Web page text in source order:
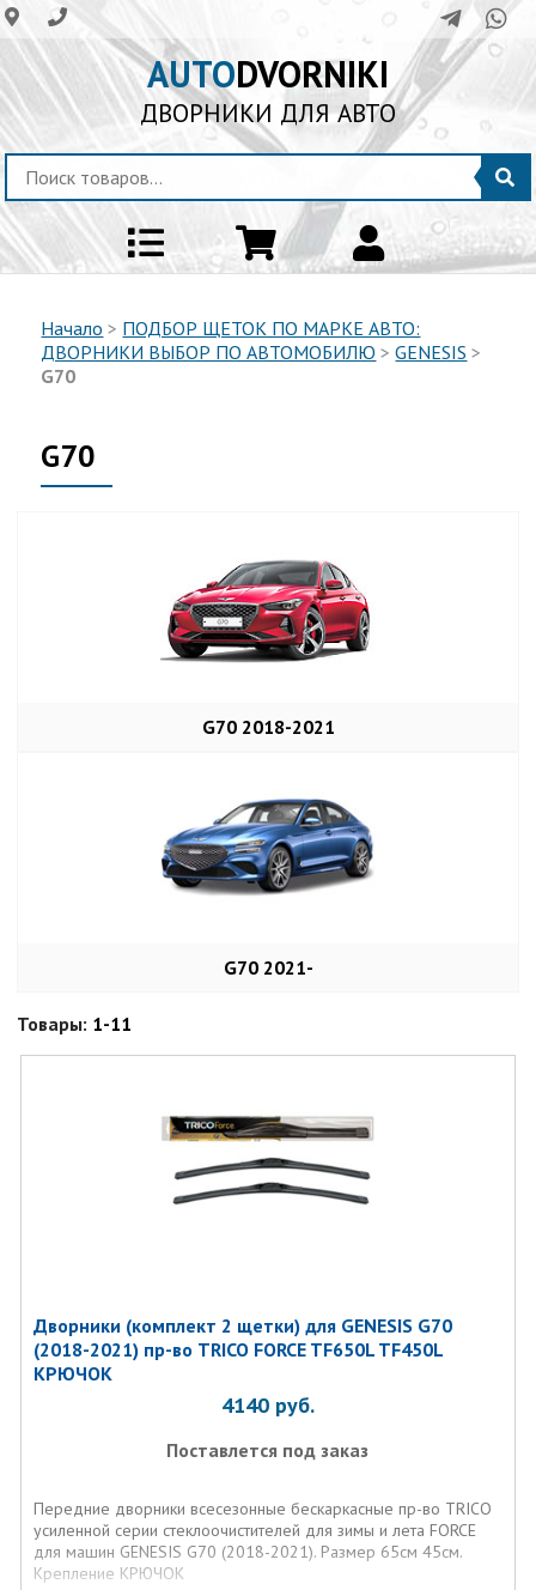
AUTODVORNIKI
ДВОРНИКИ ДЛЯ АВТО
Начало > ПОДБОР ЩЕТОК ПО МАРКЕ АВТО:
ДВОРНИКИ ВЫБОР ПО АВТОМОБИЛЮ >GENESIS >
G70
G70
G70 2018-2021
G70 2021-
Товары: 1-11
Дворники (комплект 2 щетки) для GENESIS G70
(2018-2021) пр-во TRICO FORCE TF650L TF450L
КРЮЧОК
4140 руб.
Поставлется под заказ
Передние дворники всесезонные бескаркасные пр-во TRICO
усиленной серии стеклоочистителей для зимы и лета FORCE
для машин GENESIS G70 (2018-2021). Размер 65см 45см.
Крепление КРЮЧОК